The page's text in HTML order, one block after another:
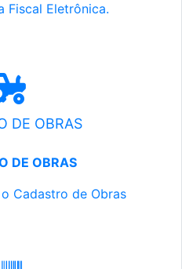
Fiscal Eletrônica.
DE OBRAS
DE OBRAS
Cadastro de Obras